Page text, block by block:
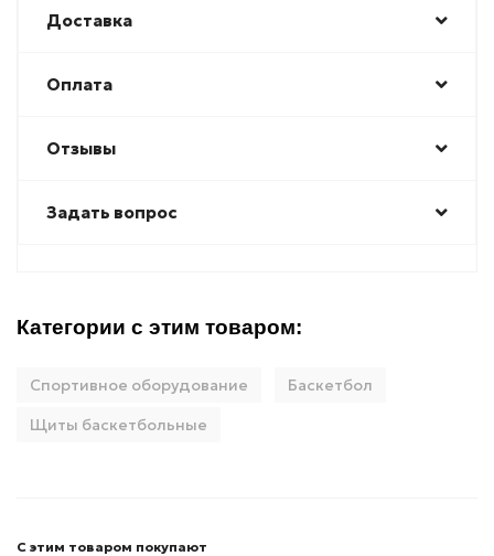
Доставка
Оплата
Отзывы
Задать вопрос
Категории с этим товаром:
Спортивное оборудование
Баскетбол
Щиты баскетбольные
С этим товаром покупают